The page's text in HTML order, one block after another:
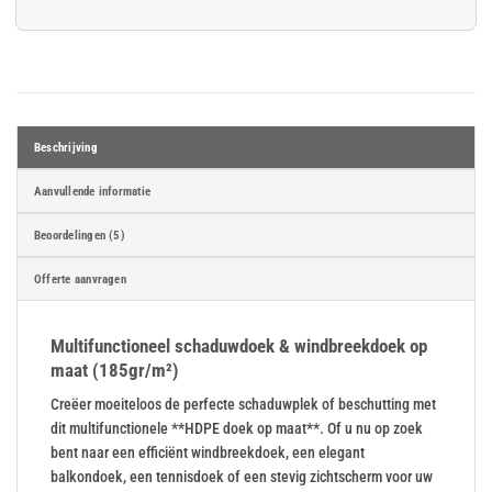
Bungeeballs
Beschrijving
Aanvullende informatie
Beoordelingen (5)
Offerte aanvragen
Multifunctioneel schaduwdoek & windbreekdoek op
maat (185gr/m²)
Creëer moeiteloos de perfecte schaduwplek of beschutting met
dit multifunctionele **HDPE doek op maat**. Of u nu op zoek
bent naar een efficiënt windbreekdoek, een elegant
balkondoek, een tennisdoek of een stevig zichtscherm voor uw